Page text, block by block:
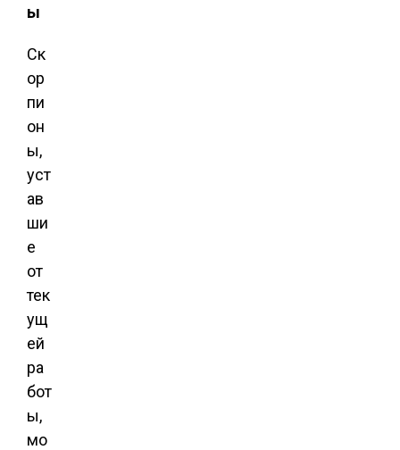
ы
Ск
ор
пи
он
ы,
уст
ав
ши
е
от
тек
ущ
ей
ра
бот
ы,
мо